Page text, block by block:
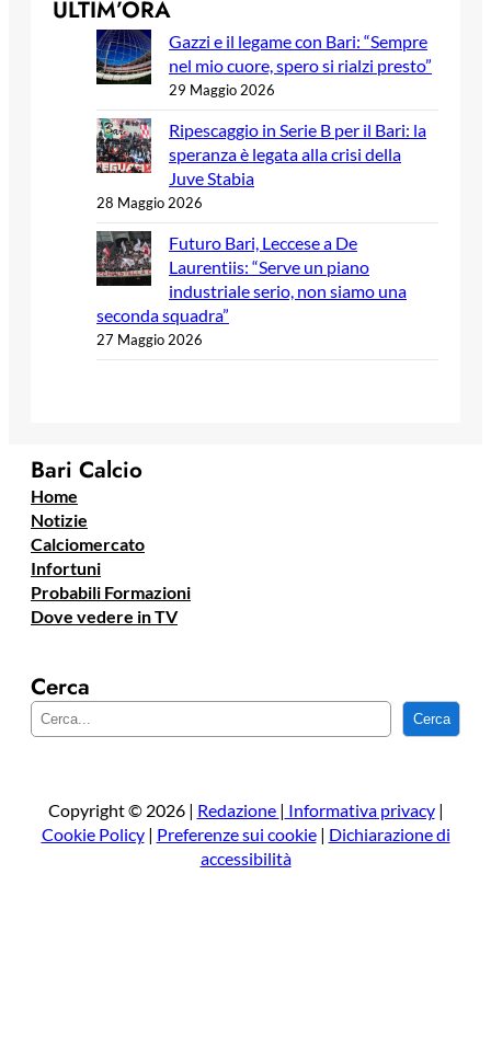
ULTIM’ORA
Gazzi e il legame con Bari: “Sempre
nel mio cuore, spero si rialzi presto”
29 Maggio 2026
Ripescaggio in Serie B per il Bari: la
speranza è legata alla crisi della
Juve Stabia
28 Maggio 2026
Futuro Bari, Leccese a De
Laurentiis: “Serve un piano
industriale serio, non siamo una
seconda squadra”
27 Maggio 2026
Bari Calcio
Home
Notizie
Calciomercato
Infortuni
Probabili Formazioni
Dove vedere in TV
Cerca
e
a
Cerca
Copyright © 2026 | Redazione | Informativa privacy|
Cookie Policy| Preferenze sui cookie| Dichiarazione di
accessibilità